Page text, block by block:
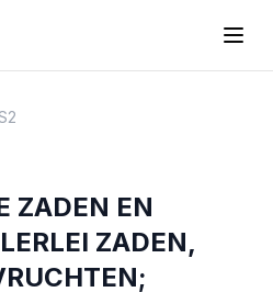
ZADEN EN
ZADEN,